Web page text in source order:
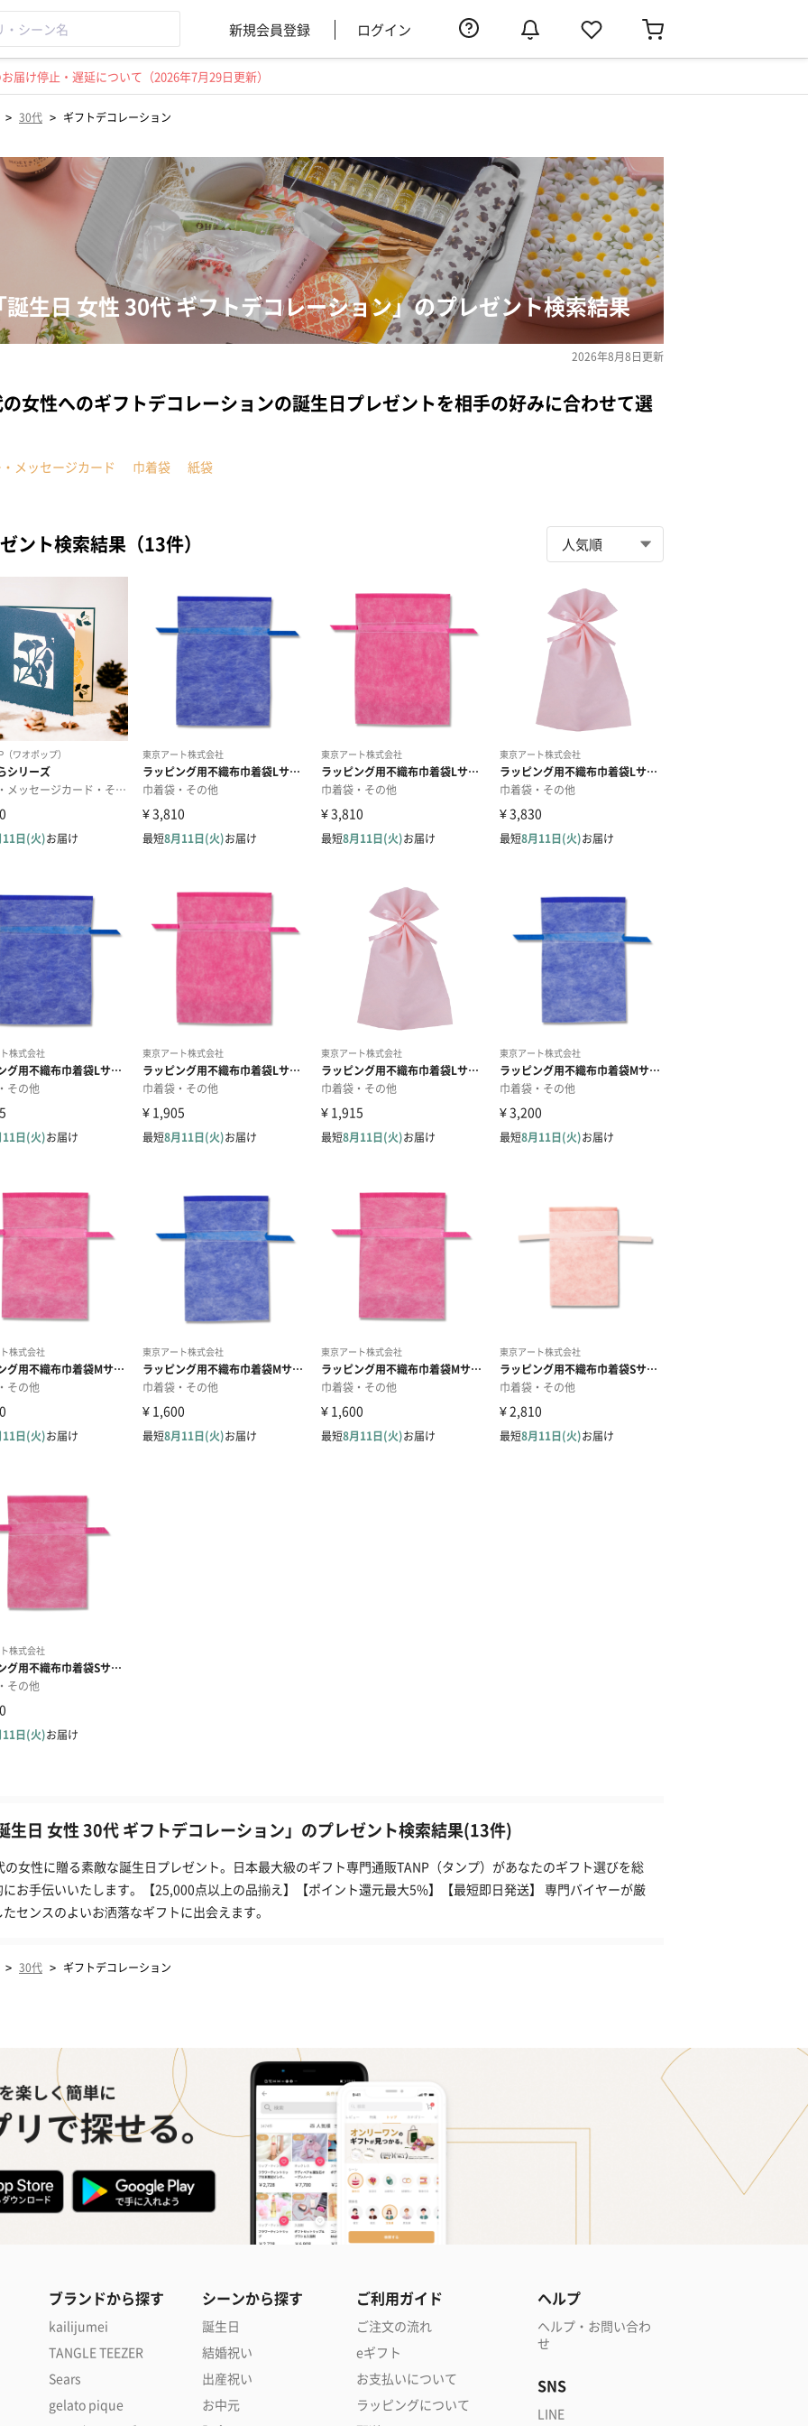
新規会員登録 ログイン
け停止・遅延について（2026年7月29日更新）
> 30代 > ギフトデコレーション
誕生日 女性 30代 ギフトデコレーション」のプレゼント検索結果
2026年8月8日更新
女性へのギフトデコレーションの誕生日プレゼントを相手の好みに合わせて選
メッセージカード 巾着袋 紙袋
ント検索結果（13件）
生日 女性 30代 ギフトデコレーション」のプレゼント検索結果(13件)
の女性に贈る素敵な誕生日プレゼント。日本最大級のギフト専門通販TANP（タンプ）があなたのギフト選びを総
にお手伝いいたします。【25,000点以上の品揃え】【ポイント還元最大5%】【最短即日発送】 専門バイヤーが厳
センスのよいお洒落なギフトに出会えます。
> 30代 > ギフトデコレーション
ブランドから探す
kailijumei
TANGLE TEEZER
Sears
gelato pique
シーンから探す
誕生日
結婚祝い
出産祝い
お中元
ご利用ガイド
ご注文の流れ
eギフト
お支払いについて
ラッピングについて
ヘルプ
ヘルプ・お問い合わ
せ
SNS
LINE